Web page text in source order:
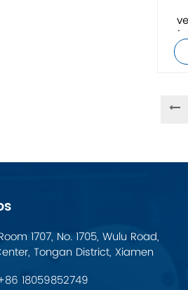
1707, No. 1705, Wulu Road,
Tongan District, Xiamen
18059852749